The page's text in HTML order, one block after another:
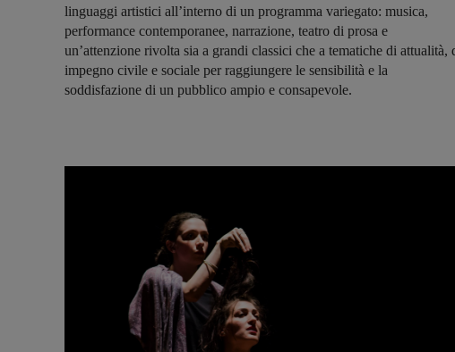
linguaggi artistici all’interno di un programma variegato: musica,
performance contemporanee, narrazione, teatro di prosa e
un’attenzione rivolta sia a grandi classici che a tematiche di attualità,
impegno civile e sociale per raggiungere le sensibilità e la
soddisfazione di un pubblico ampio e consapevole.